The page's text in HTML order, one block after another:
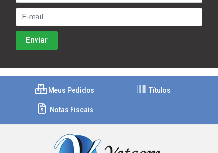
Meus Pedidos Títulos
Notas Fiscais